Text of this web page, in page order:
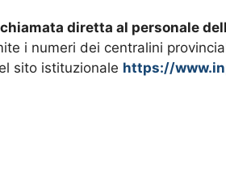
diretta al personale
i numeri dei centralini
sito istituzionale https://